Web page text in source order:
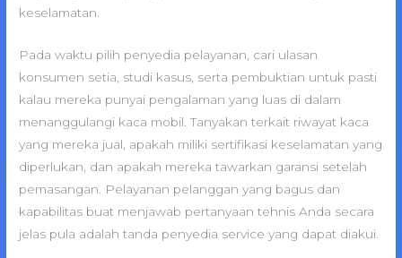
keselamatan.
Pada waktu pilih penyedia pelayanan, cari ulasan
konsumen setia, studi kasus, serta pembuktian untuk pasti
kalau mereka punyai pengalaman yang luas di dalam
menanggulangi kaca mobil. Tanyakan terkait riwayat kaca
yang mereka jual, apakah miliki sertifikasi keselamatan yang
diperlukan, dan apakah mereka tawarkan garansi setelah
pemasangan. Pelayanan pelanggan yang bagus dan
kapabilitas buat menjawab pertanyaan tehnis Anda secara
jelas pula adalah tanda penyedia service yang dapat diakui.